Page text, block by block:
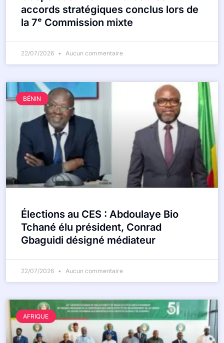
accords stratégiques conclus lors de
la 7ᵉ Commission mixte
22/07/2026 Aucun commentaire
BÉNIN
Élections au CES : Abdoulaye Bio
Tchané élu président, Conrad
Gbaguidi désigné médiateur
22/07/2026 Aucun commentaire
AFRIQUE